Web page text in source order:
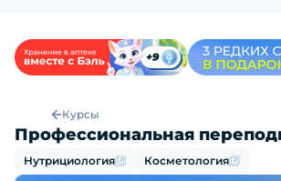
Профессиональная
Курсы
Профессиональная
Нутрициология Косметология